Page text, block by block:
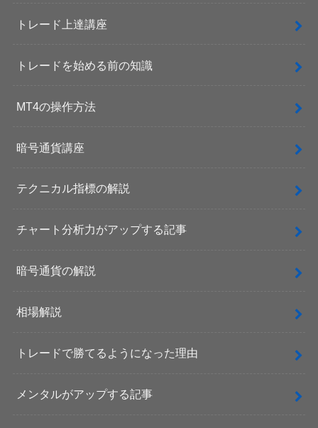
トレード上達講座
トレードを始める前の知識
MT4の操作方法
暗号通貨講座
テクニカル指標の解説
チャート分析力がアップする記事
暗号通貨の解説
相場解説
トレードで勝てるようになった理由
メンタルがアップする記事